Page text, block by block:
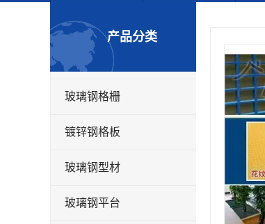
产品分类
玻璃钢格栅
镀锌钢格板
玻璃钢型材
玻璃钢平台